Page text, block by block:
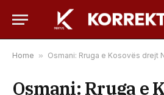
Home » Osmani: Rruga e Kosovës drejt NATO-s dhe BE-së është e
Osmani: Rruga e